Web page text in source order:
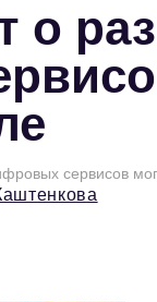
о
сервисов